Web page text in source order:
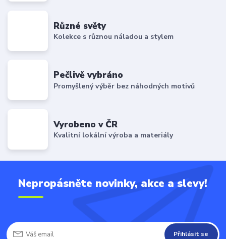
Různé světy
Kolekce s různou náladou a stylem
Pečlivě vybráno
Promyšlený výběr bez náhodných motivů
Vyrobeno v ČR
Kvalitní lokální výroba a materiály
Nepropásněte novinky, akce a slevy!
Přihlásit se